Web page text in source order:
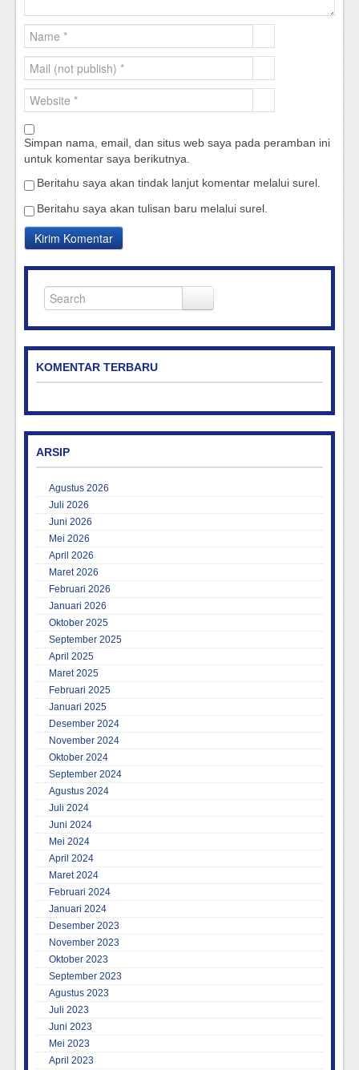
Simpan nama, email, dan situs web saya pada peramban ini
untuk komentar saya berikutnya.
Beritahu saya akan tindak lanjut komentar melalui surel.
Beritahu saya akan tulisan baru melalui surel.
KOMENTAR TERBARU
ARSIP
Agustus 2026
Juli 2026
Juni 2026
Mei 2026
April 2026
Maret 2026
Februari 2026
Januari 2026
Oktober 2025
September 2025
April 2025
Maret 2025
Februari 2025
Januari 2025
Desember 2024
November 2024
Oktober 2024
September 2024
Agustus 2024
Juli 2024
Juni 2024
Mei 2024
April 2024
Maret 2024
Februari 2024
Januari 2024
Desember 2023
November 2023
Oktober 2023
September 2023
Agustus 2023
Juli 2023
Juni 2023
Mei 2023
April 2023